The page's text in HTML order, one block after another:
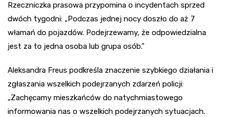
Rzeczniczka prasowa przypomina o incydentach sprzed
dwóch tygodni: „Podczas jednej nocy doszło do aż 7
włamań do pojazdów. Podejrzewamy, że odpowiedzialna
jest za to jedna osoba lub grupa osób.”
Aleksandra Freus podkreśla znaczenie szybkiego działania i
zgłaszania wszelkich podejrzanych zdarzeń policji:
„Zachęcamy mieszkańców do natychmiastowego
informowania nas o wszelkich podejrzanych sytuacjach.